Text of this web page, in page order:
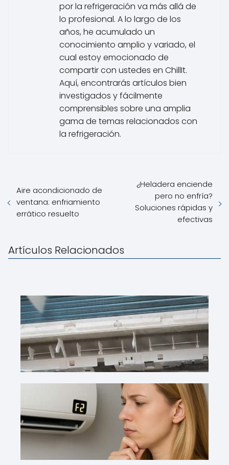
por la refrigeración va más allá de
lo profesional. A lo largo de los
años, he acumulado un
conocimiento amplio y variado, el
cual estoy emocionado de
compartir con ustedes en ChillIt.
Aquí, encontrarás artículos bien
investigados y fácilmente
comprensibles sobre una amplia
gama de temas relacionados con
la refrigeración.
Aire acondicionado de
ventana: enfriamiento
errático resuelto
¿Heladera enciende
pero no enfría?
Soluciones rápidas y
efectivas
Artículos Relacionados